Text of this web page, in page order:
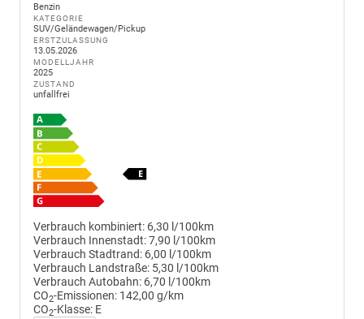
Benzin
KATEGORIE
SUV/Geländewagen/Pickup
ERSTZULASSUNG
13.05.2026
MODELLJAHR
2025
ZUSTAND
unfallfrei
Verbrauch kombiniert: 6,30 l/100km
Verbrauch Innenstadt:7,90 l/100km
Verbrauch Stadtrand: 6,00 l/100km
Verbrauch Landstraße: 5,30 l/100km
Verbrauch Autobahn: 6,70 l/100km
CO2-Emissionen: 142,00 g/km
CO2-Klasse: E